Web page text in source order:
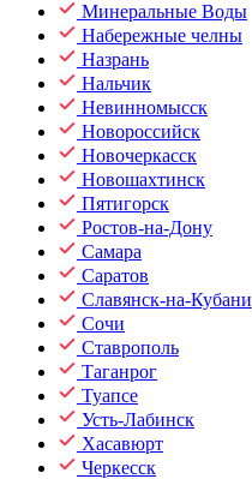
Минеральные Воды
Набережные челны
Назрань
Нальчик
Невинномысск
Новороссийск
Новочеркасск
Новошахтинск
Пятигорск
Ростов-на-Дону
Самара
Саратов
Славянск-на-Кубани
Сочи
Ставрополь
Таганрог
Туапсе
Усть-Лабинск
Хасавюрт
Черкесск